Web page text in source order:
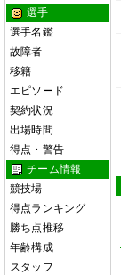
選手
選手名鑑
故障者
移籍
エピソード
契約状況
出場時間
得点・警告
チーム情報
競技場
得点ランキング
勝ち点推移
年齢構成
スタッフ